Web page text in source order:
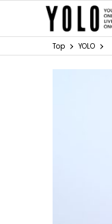
Top YOLO